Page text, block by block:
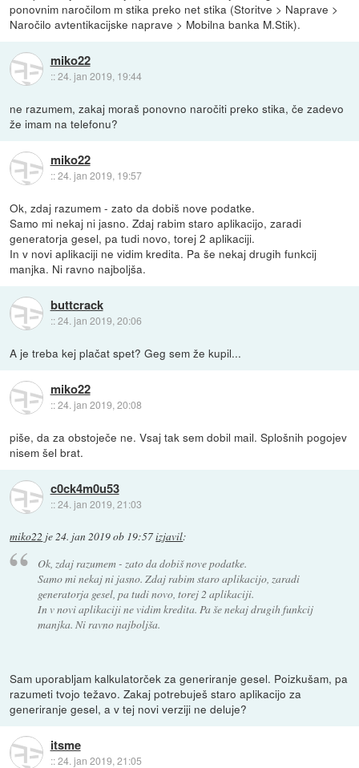
ponovnim naročilom m stika preko net stika (Storitve > Naprave >
Naročilo avtentikacijske naprave > Mobilna banka M.Stik).
miko22
::24. jan 2019, 19:44
ne razumem, zakaj moraš ponovno naročiti preko stika, če zadevo
že imam na telefonu?
miko22
::24. jan 2019, 19:57
Ok, zdaj razumem - zato da dobiš nove podatke.
Samo mi nekaj ni jasno. Zdaj rabim staro aplikacijo, zaradi
generatorja gesel, pa tudi novo, torej 2 aplikaciji.
In v novi aplikaciji ne vidim kredita. Pa še nekaj drugih funkcij
manjka. Ni ravno najboljša.
buttcrack
::24. jan 2019, 20:06
A je treba kej plačat spet? Geg sem že kupil...
miko22
::24. jan 2019, 20:08
piše, da za obstoječe ne. Vsaj tak sem dobil mail. Splošnih pogojev
nisem šel brat.
c0ck4m0u53
::24. jan 2019, 21:03
miko22 je24. jan 2019 ob 19:57izjavil:
Ok, zdaj razumem - zato da dobiš nove podatke.
Samo mi nekaj ni jasno. Zdaj rabim staro aplikacijo, zaradi
generatorja gesel, pa tudi novo, torej 2 aplikaciji.
In v novi aplikaciji ne vidim kredita. Pa še nekaj drugih funkcij
manjka. Ni ravno najboljša.
Sam uporabljam kalkulatorček za generiranje gesel. Poizkušam, pa
razumeti tvojo težavo. Zakaj potrebuješ staro aplikacijo za
generiranje gesel, a v tej novi verziji ne deluje?
itsme
::24. jan 2019, 21:05